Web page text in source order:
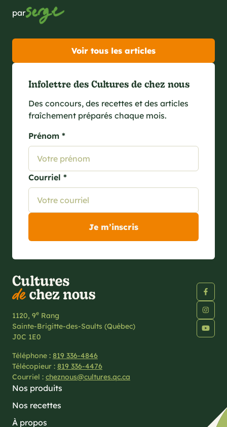
par
Voir tous les articles
Infolettre des Cultures de chez nous
Des concours, des recettes et des articles
fraîchement préparés chaque mois.
Prénom *
Courriel *
1120, 9e Rang
Sainte-Brigitte-des-Saults (Québec)
J0C 1E0
Téléphone : 819 336-4846
Télécopieur : 819 336-4476
Courriel : cheznous@cultures.qc.ca
Nos produits
Nos recettes
À propos